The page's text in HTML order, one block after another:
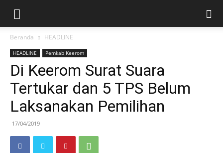
Beranda HEADLINE
HEADLINE Pemkab Keerom
Di Keerom Surat Suara
Tertukar dan 5 TPS Belum
Laksanakan Pemilihan
17/04/2019